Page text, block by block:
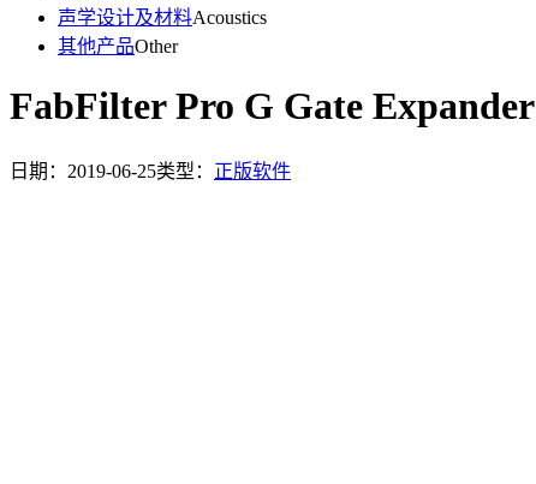
声学设计及材料Acoustics
其他产品Other
FabFilter Pro G Gate Expander
日期：2019-06-25类型： 正版软件